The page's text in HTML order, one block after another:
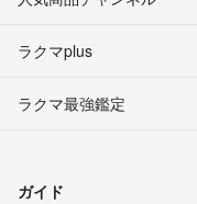
ラクマplus
ラクマ最強鑑定
ガイド